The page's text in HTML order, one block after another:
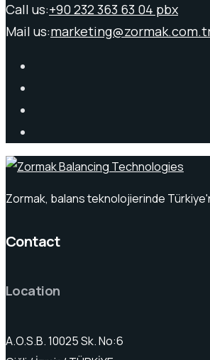
Call us:+90 232 363 63 04 pbx
Mail us:
Zormak, balans teknolojierinde
Contact
Location
A.O.S.B. 10025 Sk. No:6